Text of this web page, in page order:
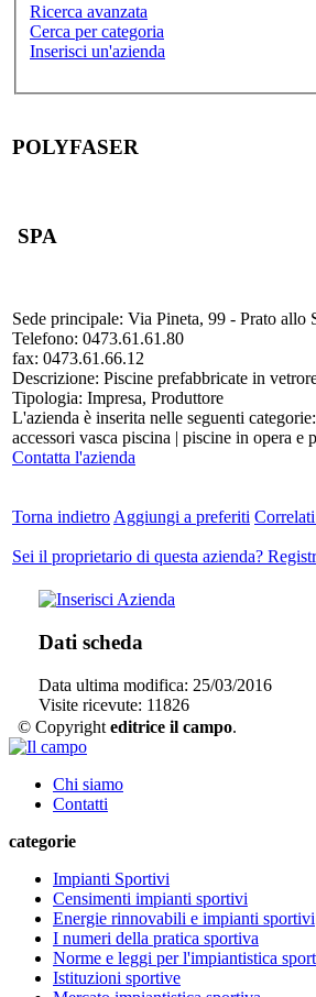
Ricerca avanzata
Cerca per categoria
Inserisci un'azienda
POLYFASER
SPA
Sede principale: Via Pineta, 99 - Prato
Telefono: 0473.61.61.80
fax: 0473.61.66.12
Descrizione: Piscine prefabbricate in
Tipologia: Impresa, Produttore
L'azienda è inserita nelle seguenti categorie:
accessori vasca piscina | piscine in opera
Contatta l'azienda
Torna indietro Aggiungi a preferiti Correlati
Sei il proprietario di questa azienda?
Dati scheda
Data ultima modifica: 25/03/2016
Visite ricevute: 11826
© Copyright editrice il campo.
Chi siamo
Contatti
categorie
Impianti Sportivi
Censimenti impianti sportivi
Energie rinnovabili e impianti sportivi
I numeri della pratica sportiva
Norme e leggi per l'impiantistica
Istituzioni sportive